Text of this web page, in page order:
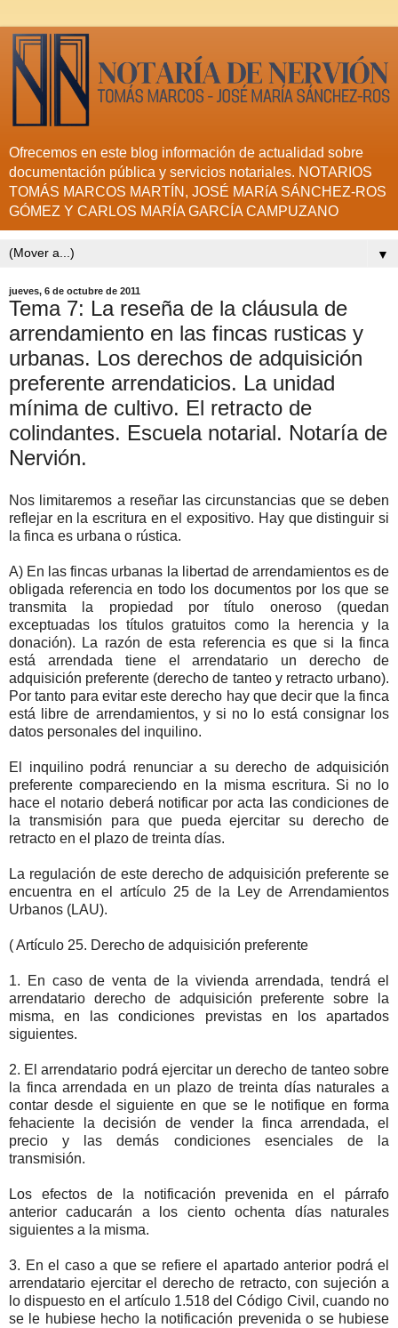
Ofrecemos en este blog información de actualidad sobre
documentación pública y servicios notariales. NOTARIOS
TOMÁS MARCOS MARTÍN, JOSÉ MARíA SÁNCHEZ-ROS
GÓMEZ Y CARLOS MARÍA GARCÍA CAMPUZANO
▼
jueves, 6 de octubre de 2011
Tema 7: La reseña de la cláusula de
arrendamiento en las fincas rusticas y
urbanas. Los derechos de adquisición
preferente arrendaticios. La unidad
mínima de cultivo. El retracto de
colindantes. Escuela notarial. Notaría de
Nervión.
Nos limitaremos a reseñar las circunstancias que se deben
reflejar en la escritura en el expositivo. Hay que distinguir si
la finca es urbana o rústica.
A) En las fincas urbanas la libertad de arrendamientos es de
obligada referencia en todo los documentos por los que se
transmita la propiedad por título oneroso (quedan
exceptuadas los títulos gratuitos como la herencia y la
donación). La razón de esta referencia es que si la finca
está arrendada tiene el arrendatario un derecho de
adquisición preferente (derecho de tanteo y retracto urbano).
Por tanto para evitar este derecho hay que decir que la finca
está libre de arrendamientos, y si no lo está consignar los
datos personales del inquilino.
El inquilino podrá renunciar a su derecho de adquisición
preferente compareciendo en la misma escritura. Si no lo
hace el notario deberá notificar por acta las condiciones de
la transmisión para que pueda ejercitar su derecho de
retracto en el plazo de treinta días.
La regulación de este derecho de adquisición preferente se
encuentra en el artículo 25 de la Ley de Arrendamientos
Urbanos (LAU).
( Artículo 25. Derecho de adquisición preferente
1. En caso de venta de la vivienda arrendada, tendrá el
arrendatario derecho de adquisición preferente sobre la
misma, en las condiciones previstas en los apartados
siguientes.
2. El arrendatario podrá ejercitar un derecho de tanteo sobre
la finca arrendada en un plazo de treinta días naturales a
contar desde el siguiente en que se le notifique en forma
fehaciente la decisión de vender la finca arrendada, el
precio y las demás condiciones esenciales de la
transmisión.
Los efectos de la notificación prevenida en el párrafo
anterior caducarán a los ciento ochenta días naturales
siguientes a la misma.
3. En el caso a que se refiere el apartado anterior podrá el
arrendatario ejercitar el derecho de retracto, con sujeción a
lo dispuesto en el artículo 1.518 del Código Civil, cuando no
se le hubiese hecho la notificación prevenida o se hubiese